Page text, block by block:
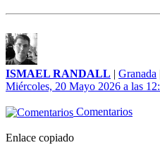
ISMAEL RANDALL | Granada
Miércoles, 20 Mayo 2026 a las
Comentarios
Enlace copiado